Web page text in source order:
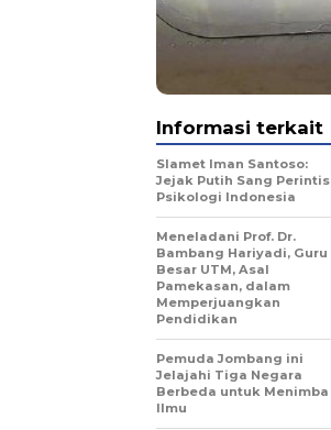
Informasi terkait
Slamet Iman Santoso:
Jejak Putih Sang Perintis
Psikologi Indonesia
Meneladani Prof. Dr.
Bambang Hariyadi, Guru
Besar UTM, Asal
Pamekasan, dalam
Memperjuangkan
Pendidikan
Pemuda Jombang ini
Jelajahi Tiga Negara
Berbeda untuk Menimba
Ilmu